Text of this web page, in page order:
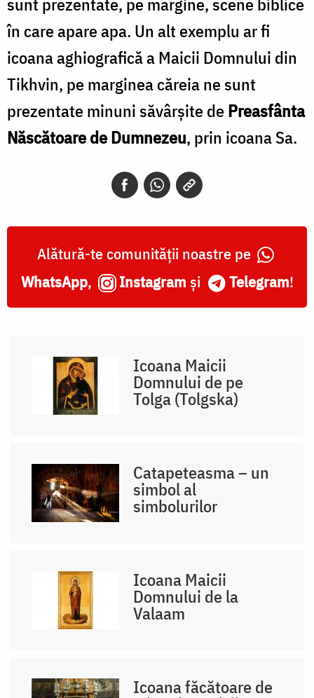
în care apare apa. Un alt exemplu ar fi
icoana aghiografică a Maicii Domnului din
Tikhvin, pe marginea căreia ne sunt
prezentate minuni săvârșite dePreasfânta
Născătoare de Dumnezeu, prin icoana Sa.
Alătură-te comunității noastre pe
WhatsApp, Instagram și Telegram!
Icoana Maicii
Domnului de pe
Tolga (Tolgska)
Catapeteasma – un
simbol al
simbolurilor
Icoana Maicii
Domnului de la
Valaam
Icoana făcătoare de